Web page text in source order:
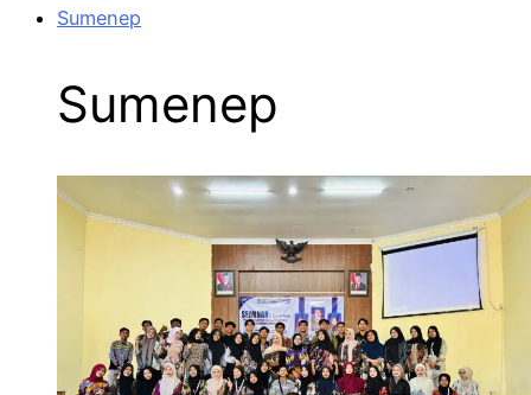
Sumenep
Sumenep